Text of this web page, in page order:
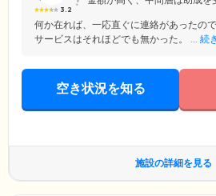
3.2
何か在れば、一応直ぐに連絡があったの
サービスはそれほどでも無かった。 ... 続
空き状況を知る
施設の詳細を見る